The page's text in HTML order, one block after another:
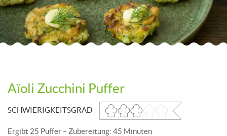
Aïoli Zucchini Puffer
SCHWIERIGKEITSGRAD
Ergibt 25 Puffer – Zubereitung: 45 Minuten